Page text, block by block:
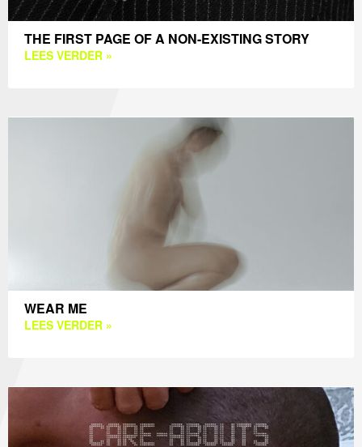
THE FIRST PAGE OF A NON-EXISTING STORY
LEES VERDER »
WEAR ME
LEES VERDER »